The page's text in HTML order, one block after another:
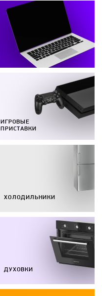
ИГРОВЫЕ
ПРИСТАВКИ
ХОЛОДИЛЬНИКИ
ДУХОВКИ